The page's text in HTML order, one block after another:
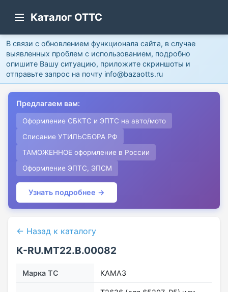
Каталог ОТТС
В связи с обновлением функционала сайта, в случае
выявленных проблем с использованием, подробно
опишите Вашу ситуацию, приложите скриншоты и
отправьте запрос на почту info@bazaotts.ru
Предлагаем вам:
Оформление СБКТС и ЭПТС на авто/мото
Списание УТИЛЬСБОРА РФ
ТАМОЖЕННОЕ оформление в России
Оформление ЭПТС, ЭПСМ
Узнать подробнее →
← Назад к каталогу
К-RU.МТ22.В.00082
Марка ТС КАМАЗ